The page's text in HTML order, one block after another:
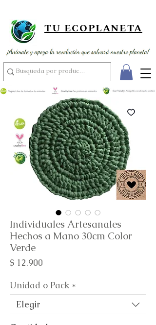
TU ECOPLANETA
Individuales Artesanales
Hechos a Mano 30cm Color
Verde
$ 12.900
Unidad o Pack *
Elegir